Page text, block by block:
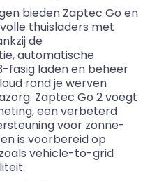
bieden Zaptec Go en
thuisladers met
de
,automatische
fasig ladenen beheer
rondje werven
. Zaptec Go 2voegt
,eenverbeterd
voor zonne-
enis voorbereidop
zoals vehicle-to-grid